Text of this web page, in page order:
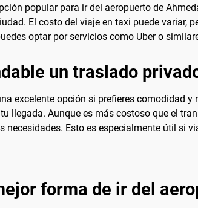
popular para ir del aeropuerto de
El costo del viaje en taxi puede variar,
optar por servicios como Uber o
un traslado
excelente opción si prefieres comodidad
llegada. Aunque es más costoso que el
necesidades. Esto es especialmente útil si
forma de ir del